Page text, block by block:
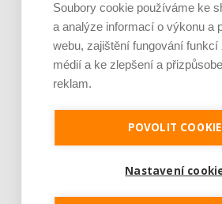
Rajčata, borůvky nebo
které v létě pomáhají
malý restart. Čerstvé ovoce,
luštěniny jsou
Soubory cookie používáme ke
a analýze informací o výkonu a
webu, zajištění fungování
médií a ke zlepšení a
reklam.
POVOLIT
Nastavení